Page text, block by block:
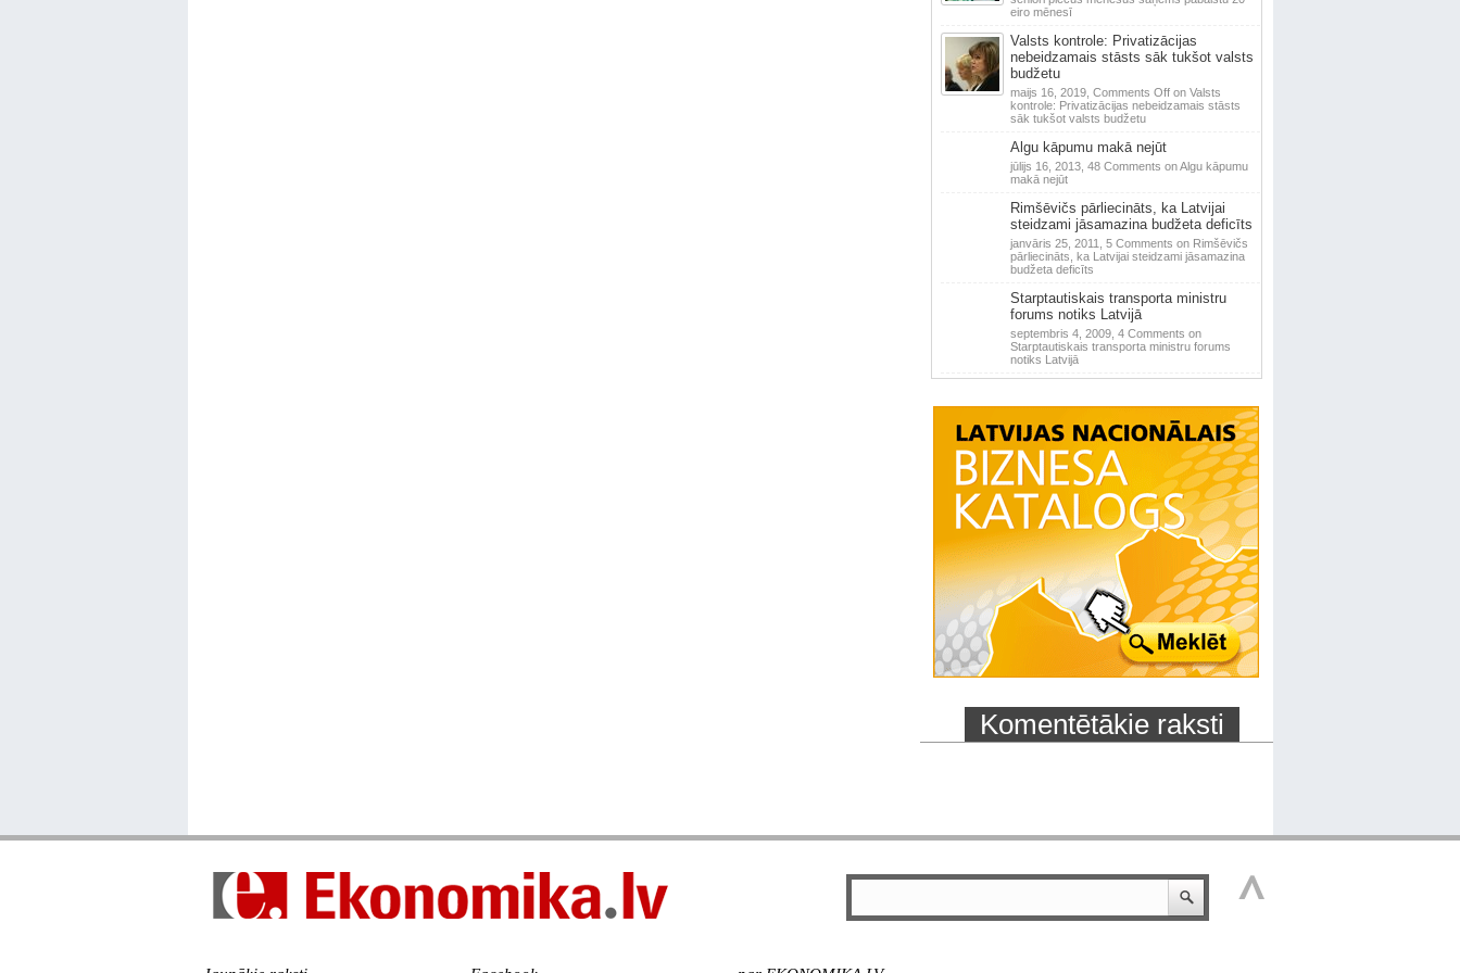
eiro mēnesī
Valsts kontrole: Privatizācijas
nebeidzamais stāsts sāk tukšot valsts
budžetu
maijs 16, 2019, Comments Offon Valsts
kontrole: Privatizācijas nebeidzamais stāsts
sāk tukšot valsts budžetu
Algu kāpumu makā nejūt
jūlijs 16, 2013, 48 Comments on Algu kāpumu
makā nejūt
Rimšēvičs pārliecināts, ka Latvijai
steidzami jāsamazina budžeta deficīts
janvāris 25, 2011, 5 Comments on Rimšēvičs
pārliecināts, ka Latvijai steidzami jāsamazina
budžeta deficīts
Starptautiskais transporta ministru
forums notiks Latvijā
septembris 4, 2009, 4 Comments on
Starptautiskais transporta ministru forums
notiks Latvijā
Komentētākie raksti